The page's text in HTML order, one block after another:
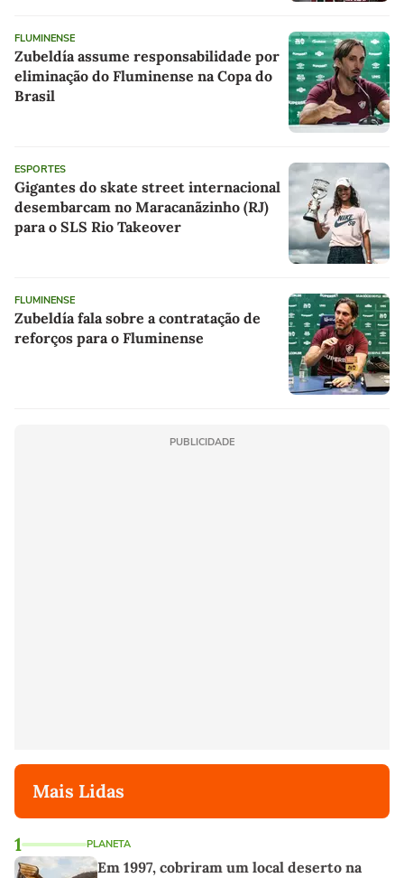
FLUMINENSE
Zubeldía assume responsabilidade por
eliminação do Fluminense na Copa do
Brasil
ESPORTES
Gigantes do skate street internacional
desembarcam no Maracanãzinho (RJ)
para o SLS Rio Takeover
FLUMINENSE
Zubeldía fala sobre a contratação de
reforços para o Fluminense
PUBLICIDADE
Mais Lidas
1 PLANETA
Em 1997, cobriram um local deserto na